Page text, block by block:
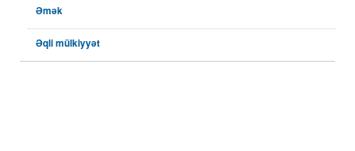
Əmək
Əqli mülkiyyət